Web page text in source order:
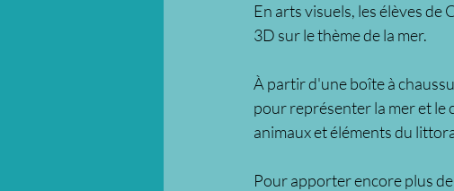
En arts visuels, les élèves
3D sur le thème de la mer.
À partir d'une boîte à
pour représenter la mer et le
animaux et éléments du
Pour apporter encore plus